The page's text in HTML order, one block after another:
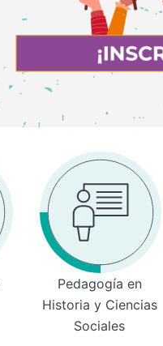
Pedagogía en
Historia y Ciencias
Sociales